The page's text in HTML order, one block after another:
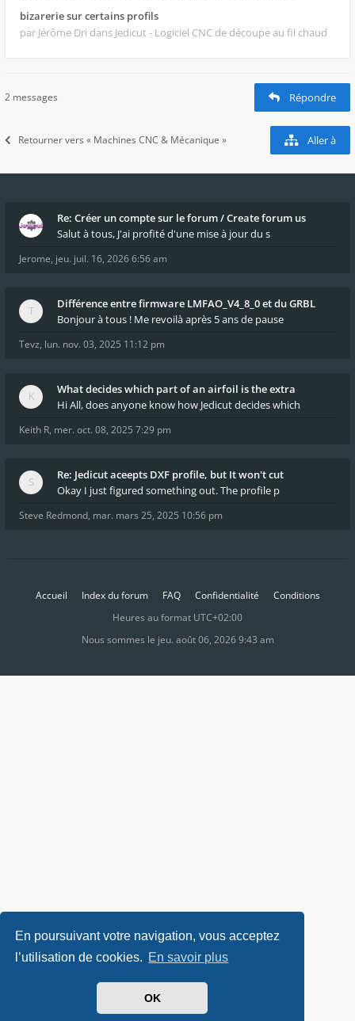
En poursuivant votre navigation, vous acceptez
l’utilisation de cookies. En savoir plus
OK
bizarerie sur certains profils
par Jérôme Dri dans Jedicut - Logiciel CNC de découpe au fil chaud
2 messages Répondre
Retourner vers « Machines CNC & Mécanique » Aller à
Re: Créer un compte sur le forum / Create forum us
Salut à tous, J'ai profité d'une mise à jour du s
Jerome, jeu. juil. 16, 2026 6:56 am
Différence entre firmware LMFAO_V4_8_0 et du GRBL
Bonjour à tous ! Me revoilà après 5 ans de pause
Tevz, lun. nov. 03, 2025 11:12 pm
What decides which part of an airfoil is the extra
Hi All, does anyone know how Jedicut decides which
Keith R, mer. oct. 08, 2025 7:29 pm
Re: Jedicut aceepts DXF profile, but It won't cut
Okay I just figured something out. The profile p
Steve Redmond, mar. mars 25, 2025 10:56 pm
Accueil Index du forum FAQ Confidentialité
Conditions
Heures au format UTC+02:00
Nous sommes le jeu. août 06, 2026 9:43 am